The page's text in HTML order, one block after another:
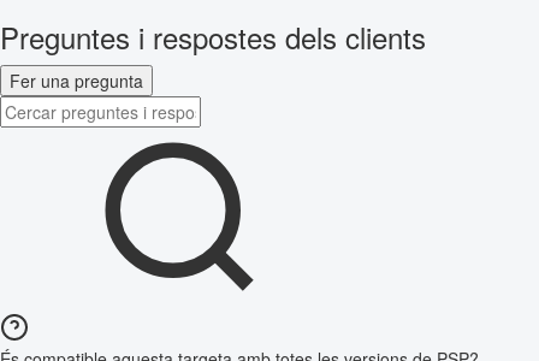
Preguntes i respostes dels clients
Fer una pregunta